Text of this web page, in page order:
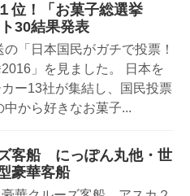
位！「お菓子総選挙
30結果発表
「日本国民がガチで投票！
」を見ました。 日本を
ー13社が集結し、国民投票
中から好きなお菓子...
客船 にっぽん丸他・世
豪華客船